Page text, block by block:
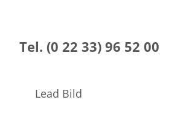
Tel. (0 22 33) 96 52 00